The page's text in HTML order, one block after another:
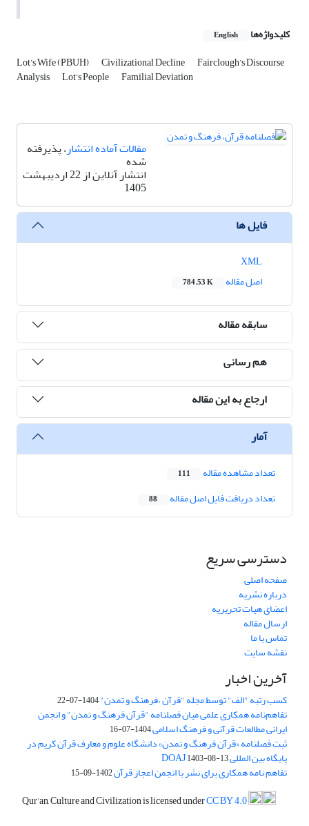
کلیدواژه‌ها English
Lot’s Wife (PBUH) Civilizational Decline Fairclough’s Discourse
Analysis Lot’s People Familial Deviation
مقالات آماده انتشار، پذیرفته
شده
انتشار آنلاین از 22 اردیبهشت
1405
فایل ها
اصل مقاله
784.53 K
سابقه مقاله
هم رسانی
ارجاع به این مقاله
آمار
تعداد مشاهده مقاله 111
تعداد دریافت فایل اصل مقاله 88
دسترسی سریع
صفحه اصلی
درباره نشریه
اعضای هیات تحریریه
ارسال مقاله
تماس با ما
نقشه سایت
آخرین اخبار
کسب رتبه "الف" توسط مجله "قرآن ،فرهنگ و تمدن"1404-07-22
تفاهم‌نامه همکاری علمی میان فصلنامه "قرآن فرهنگ و تمدن" و انجمن
ایرانی مطالعات قرآنی و فرهنگ اسلامی1404-07-16
ثبت فصلنامه «قرآن فرهنگ و تمدن» دانشگاه علوم و معارف قرآن کریم در
پایگاه بین المللی DOAJ1403-08-13
تفاهم نامه همکاری برای نشر با انجمن اعجاز قرآن1402-09-15
Qur'an, Culture and Civilization is licensed underCC BY 4.0